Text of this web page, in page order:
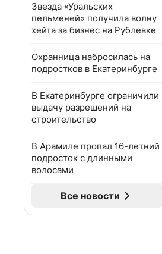
Звезда «Уральских
пельменей» получила волну
хейта за бизнес на Рублевке
Охранница набросилась на
подростков в Екатеринбурге
В Екатеринбурге ограничили
выдачу разрешений на
строительство
В Арамиле пропал 16-летний
подросток с длинными
волосами
Все новости